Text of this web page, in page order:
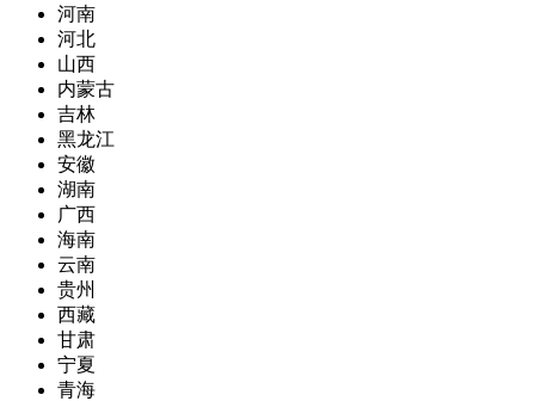
河南
河北
山西
内蒙古
吉林
黑龙江
安徽
湖南
广西
海南
云南
贵州
西藏
甘肃
宁夏
青海